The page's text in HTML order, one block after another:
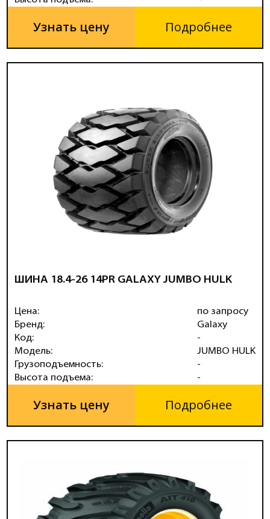
Узнать цену Подробнее
ШИНА 18.4-26 14PR GALAXY JUMBO HULK
Цена:
Бренд:
Код:
Модель:
Грузоподъемность:
Высота подъема:
по запросу
Galaxy
-
JUMBO HULK
-
-
Узнать цену Подробнее